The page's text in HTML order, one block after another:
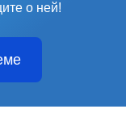
о ней!